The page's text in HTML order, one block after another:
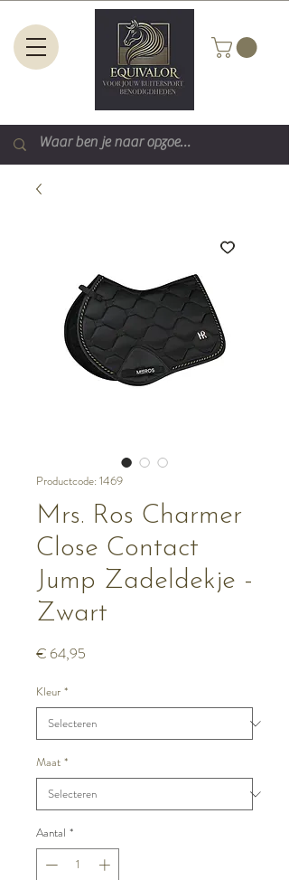
Productcode: 1469
Mrs. Ros Charmer
Close Contact
Jump Zadeldekje -
Zwart
€ 64,95
Kleur *
Maat *
Aantal *